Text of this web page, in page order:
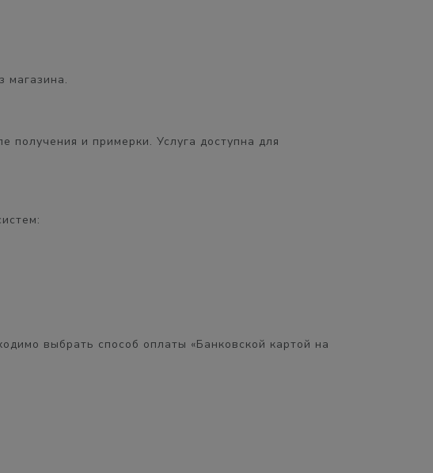
магазина.
получения и примерки. Услуга доступна для
выбрать способ оплаты «Банковской картой на